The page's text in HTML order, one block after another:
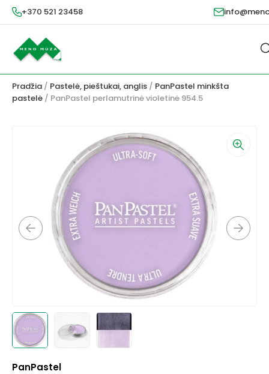
+370 521 23458
Pradžia / Pastelė, pieštukai, anglis / PanPastel minkšta
pastelė / PanPastel perlamutrinė violetinė 954.5
PanPastel